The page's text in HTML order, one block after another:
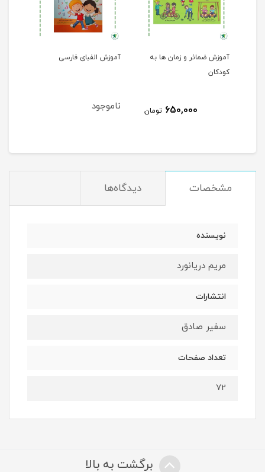
آموزش ضمائر و زمان ها به
کودکان
650,000 تومان
آموزش الفبای فارسی
ناموجود
مشخصات دیدگاه‌ها
نویسنده
مریم دریانورد
انتشارات
سفیر صادق
تعداد صفحات
72
برگشت به بالا